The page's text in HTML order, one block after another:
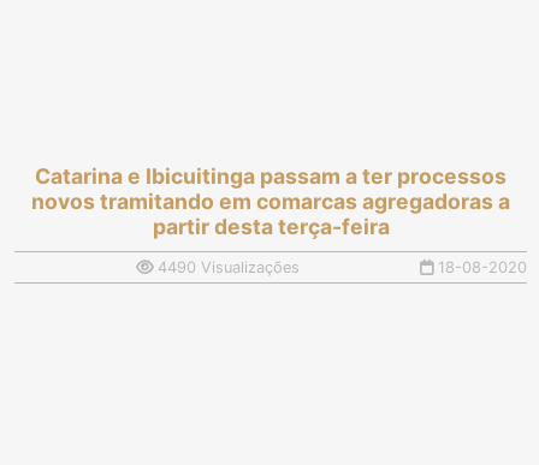
Catarina e Ibicuitinga passam a ter processos
novos tramitando em comarcas agregadoras a
partir desta terça-feira
4490 Visualizações 18-08-2020